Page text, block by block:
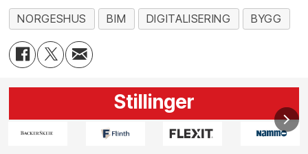
NORGESHUS BIM DIGITALISERING BYGG
Stillinger